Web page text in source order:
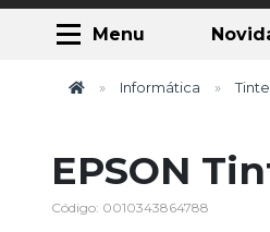
Menu
Informática
EPSON
Código: 0010343864788